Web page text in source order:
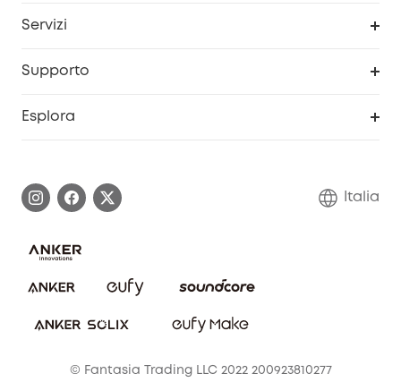
Servizi
Supporto
Annulla ordine
Esplora
Contattaci
Italia
© Fantasia Trading LLC 2022 200923810277